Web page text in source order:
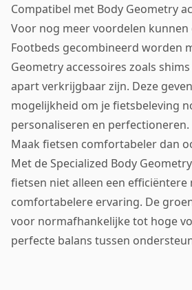
Compatibel met Body Geometry
Voor nog meer voordelen kunnen
Footbeds gecombineerd worden
Geometry accessoires zoals
apart verkrijgbaar zijn. Deze
mogelijkheid om je fietsbeleving
personaliseren en perfectioneren.
Maak fietsen comfortabeler dan
Met de Specialized Body
fietsen niet alleen een efficiëntere
comfortabelere ervaring. De
voor normafhankelijke tot hoge
perfecte balans tussen